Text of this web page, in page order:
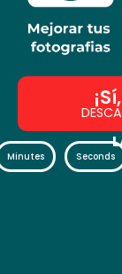
Minutes Seconds